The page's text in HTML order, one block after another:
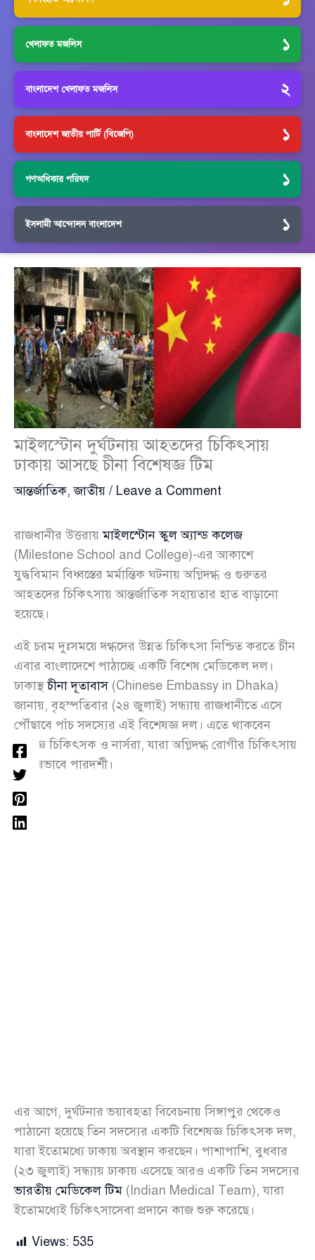
খেলাফত মজলিস ১
বাংলাদেশ খেলাফত মজলিস ২
বাংলাদেশ জাতীয় পার্টি (বিজেপি) ১
গণঅধিকার পরিষদ ১
ইসলামী আন্দোলন বাংলাদেশ ১
মাইলস্টোন দুর্ঘটনায় আহতদের চিকিৎসায়
ঢাকায় আসছে চীনা বিশেষজ্ঞ টিম
আন্তর্জাতিক,জাতীয় / Leave a Comment
রাজধানীর উত্তরায়মাইলস্টোন স্কুল অ্যান্ড কলেজ
(Milestone School and College)-এর আকাশে
যুদ্ধবিমান বিধ্বস্তের মর্মান্তিক ঘটনায় অগ্নিদগ্ধ ও গুরুতর
আহতদের চিকিৎসায় আন্তর্জাতিক সহায়তার হাত বাড়ানো
হয়েছে।
এই চরম দুঃসময়ে দগ্ধদের উন্নত চিকিৎসা নিশ্চিত করতে চীন
এবার বাংলাদেশে পাঠাচ্ছে একটি বিশেষ মেডিকেল দল।
ঢাকাস্থচীনা দূতাবাস(Chinese Embassy in Dhaka)
জানায়, বৃহস্পতিবার (২৪ জুলাই) সন্ধ্যায় রাজধানীতে এসে
পৌঁছাবে পাঁচ সদস্যের এই বিশেষজ্ঞ দল। এতে থাকবেন
অভিজ্ঞ চিকিৎসক ও নার্সরা, যারা অগ্নিদগ্ধ রোগীর চিকিৎসায়
বিশেষভাবে পারদর্শী।
এর আগে, দুর্ঘটনার ভয়াবহতা বিবেচনায় সিঙ্গাপুর থেকেও
পাঠানো হয়েছে তিন সদস্যের একটি বিশেষজ্ঞ চিকিৎসক দল,
যারা ইতোমধ্যে ঢাকায় অবস্থান করছেন। পাশাপাশি, বুধবার
(২৩ জুলাই) সন্ধ্যায় ঢাকায় এসেছে আরও একটি তিন সদস্যের
ভারতীয় মেডিকেল টিম (Indian Medical Team), যারা
ইতোমধ্যেই চিকিৎসাসেবা প্রদানে কাজ শুরু করেছে।
Views: 535